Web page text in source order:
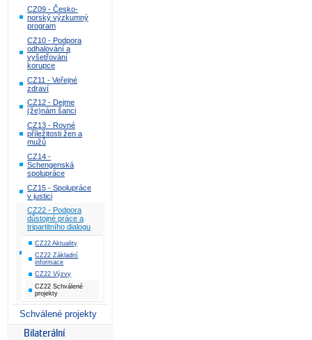
CZ09 - Česko-
norský výzkumný
program
CZ10 - Podpora
odhalování a
vyšetřování
korupce
CZ11 - Veřejné
zdraví
CZ12 - Dejme
(že)nám šanci
CZ13 - Rovné
příležitosti žen a
mužů
CZ14 -
Schengenská
spolupráce
CZ15 - Spolupráce
v justici
CZ22 - Podpora
důstojné práce a
tripartitního dialogu
CZ22 Aktuality
CZ22 Základní
informace
CZ22 Výzvy
CZ22 Schválené
projekty
Schválené projekty
Bilaterální